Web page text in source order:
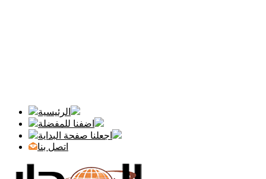
الرئيسية
اضفنا للمفضلة
اجعلنا صفحة البداية
اتصل بنا